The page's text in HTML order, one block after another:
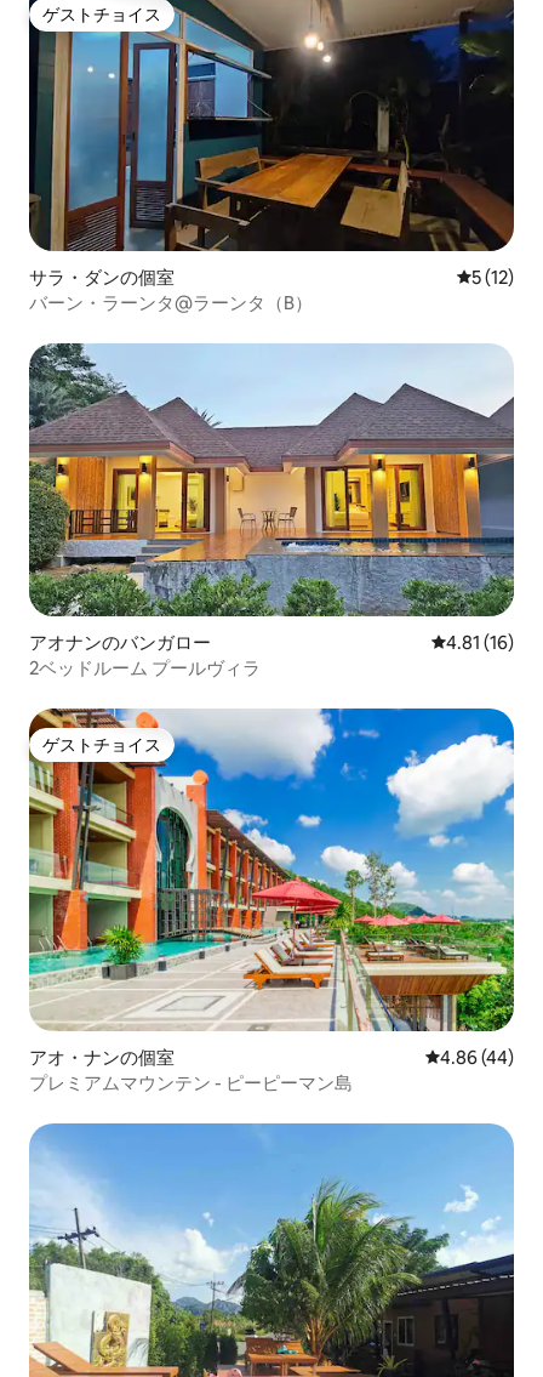
ゲストチョイス
ゲストチョイス
サラ・ダンの個室 レビュー
5 (12)
バーン・ラーンタ@ラーンタ（B）
アオナンのバンガロー レビュー16
4.81 (16)
2ベッドルーム プールヴィラ
ゲストチョイス
ゲストチョイス
アオ・ナンの個室 レビュー44
4.86 (44)
プレミアムマウンテン - ピーピーマン島